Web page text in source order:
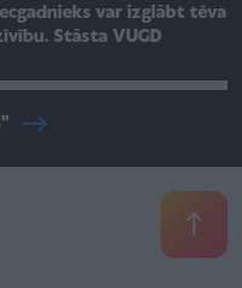
var izglābt tēva
Stāsta VUGD